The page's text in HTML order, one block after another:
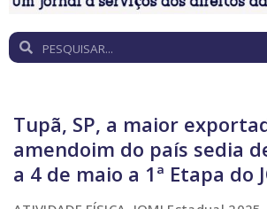
Tupã, SP, a maior
amendoim do país sedia
a 4 de maio a 1ª Etapa do